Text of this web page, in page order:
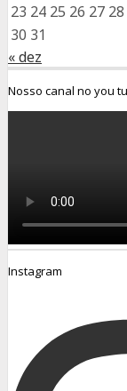
23 24 25 26 27 28
30 31
« dez
Nosso canal no you
Instagram